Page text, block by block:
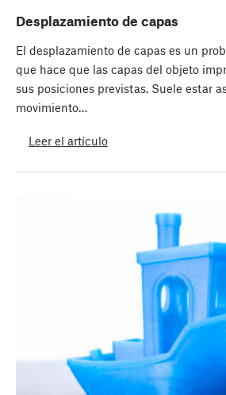
Desplazamiento de capas
El desplazamiento de capas es un
que hace que las capas del objeto
sus posiciones previstas. Suele estar
movimiento…
Leer el artículo